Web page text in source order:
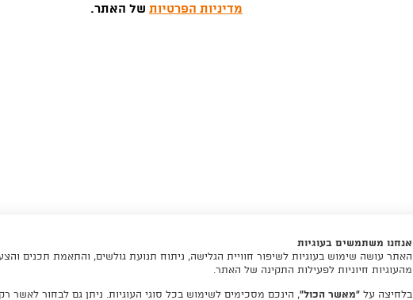
מדיניות הפרטיות של האתר.
אנחנו משתמשים בעוגיות
האתר עושה שימוש בעוגיות לשיפור חוויית הגלישה, ניתוח תנועת גולשים, והתאמת תכנים
מהעוגיות חיוניות לפעילות התקינה של האתר.
בלחיצה על “מאשר הכול”, הינכם מסכימים לשימוש בכל סוגי העוגיות. ניתן גם לבחור לאשר